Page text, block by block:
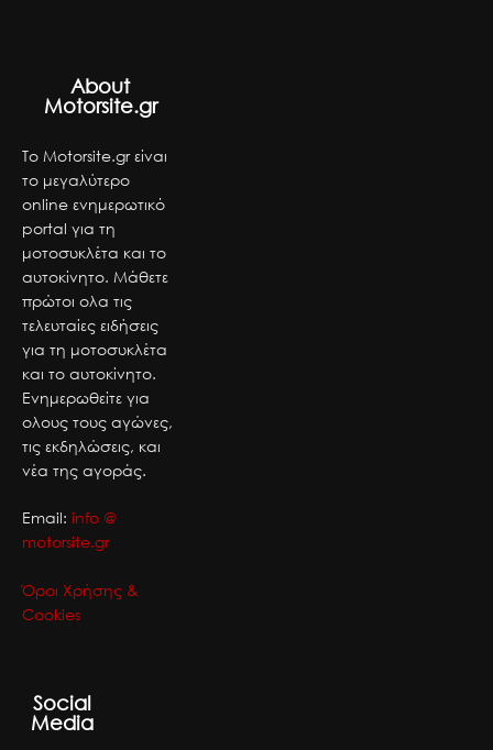
About
Motorsite.gr
Το Motorsite.gr είναι
το μεγαλύτερο
online ενημερωτικό
portal για τη
μοτοσυκλέτα και το
αυτοκίνητο. Μάθετε
πρώτοι ολα τις
τελευταίες ειδήσεις
για τη μοτοσυκλέτα
και το αυτοκίνητο.
Ενημερωθείτε για
ολους τους αγώνες,
τις εκδηλώσεις, και
νέα της αγοράς.
Email: info @
motorsite.gr
Όροι Χρήσης &
Cookies
Social
Media